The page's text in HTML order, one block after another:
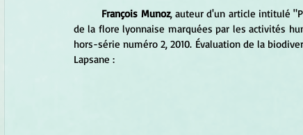
François Munoz, auteur d'un article intitulé
de la flore lyonnaise marquées par les activités
hors-série numéro 2, 2010. Évaluation de la
Lapsane :